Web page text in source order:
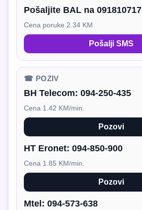
Pošaljite BAL na 091810717
Cena poruke 2.34 KM
Pošalji SMS
☎ POZIV
BH Telecom: 094-250-435
Cena 1.42 KM/min.
Pozovi
HT Eronet: 094-850-900
Cena 1.85 KM/min.
Pozovi
Mtel: 094-573-638